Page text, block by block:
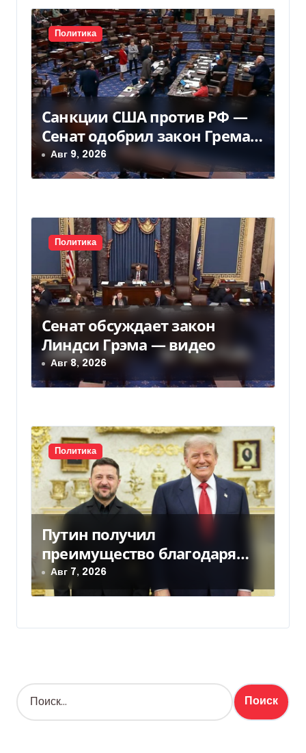
и
я
п
о
з
а
и
с
я
м
Политика
Санкции США против РФ —
Сенат одобрил закон Грема
— Фокус
Авг 9, 2026
Политика
Сенат обсуждает закон
Линдси Грэма — видео
Авг 8, 2026
Политика
Путин получил
преимущество благодаря
действиям США
Авг 7, 2026
Н
а